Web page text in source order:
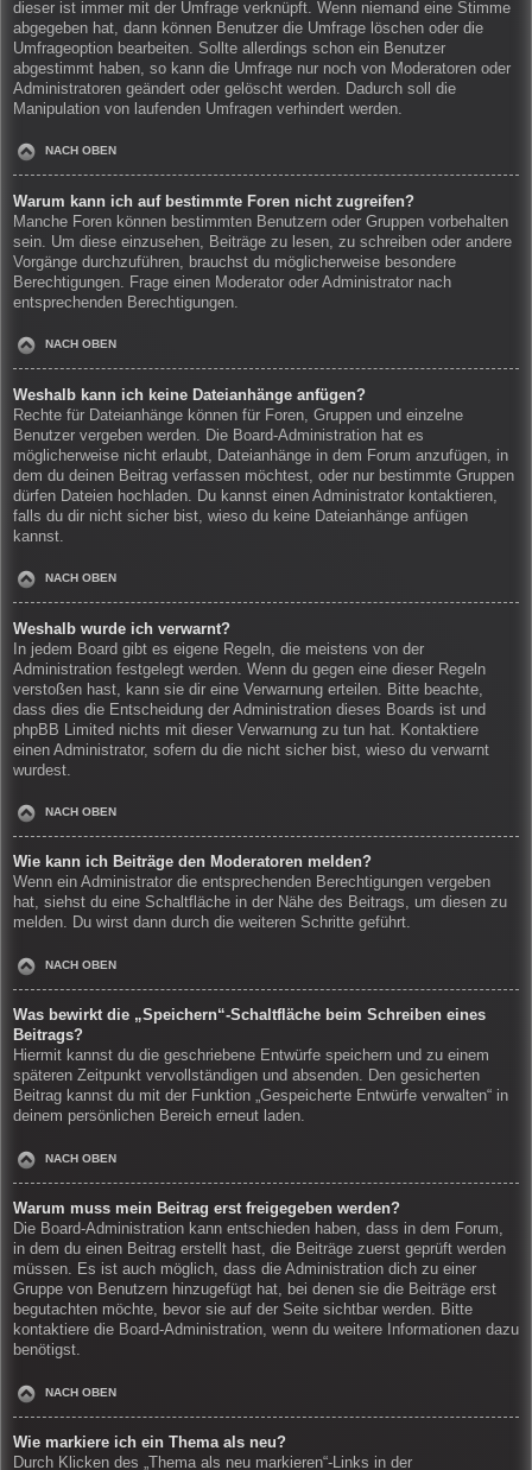
dieser ist immer mit der Umfrage verknüpft. Wenn niemand eine Stimme
abgegeben hat, dann können Benutzer die Umfrage löschen oder die
Umfrageoption bearbeiten. Sollte allerdings schon ein Benutzer
abgestimmt haben, so kann die Umfrage nur noch von Moderatoren oder
Administratoren geändert oder gelöscht werden. Dadurch soll die
Manipulation von laufenden Umfragen verhindert werden.
NACH OBEN
Warum kann ich auf bestimmte Foren nicht zugreifen?
Manche Foren können bestimmten Benutzern oder Gruppen vorbehalten
sein. Um diese einzusehen, Beiträge zu lesen, zu schreiben oder andere
Vorgänge durchzuführen, brauchst du möglicherweise besondere
Berechtigungen. Frage einen Moderator oder Administrator nach
entsprechenden Berechtigungen.
NACH OBEN
Weshalb kann ich keine Dateianhänge anfügen?
Rechte für Dateianhänge können für Foren, Gruppen und einzelne
Benutzer vergeben werden. Die Board-Administration hat es
möglicherweise nicht erlaubt, Dateianhänge in dem Forum anzufügen, in
dem du deinen Beitrag verfassen möchtest, oder nur bestimmte Gruppen
dürfen Dateien hochladen. Du kannst einen Administrator kontaktieren,
falls du dir nicht sicher bist, wieso du keine Dateianhänge anfügen
kannst.
NACH OBEN
Weshalb wurde ich verwarnt?
In jedem Board gibt es eigene Regeln, die meistens von der
Administration festgelegt werden. Wenn du gegen eine dieser Regeln
verstoßen hast, kann sie dir eine Verwarnung erteilen. Bitte beachte,
dass dies die Entscheidung der Administration dieses Boards ist und
phpBB Limited nichts mit dieser Verwarnung zu tun hat. Kontaktiere
einen Administrator, sofern du die nicht sicher bist, wieso du verwarnt
wurdest.
NACH OBEN
Wie kann ich Beiträge den Moderatoren melden?
Wenn ein Administrator die entsprechenden Berechtigungen vergeben
hat, siehst du eine Schaltfläche in der Nähe des Beitrags, um diesen zu
melden. Du wirst dann durch die weiteren Schritte geführt.
NACH OBEN
Was bewirkt die „Speichern“-Schaltfläche beim Schreiben eines
Beitrags?
Hiermit kannst du die geschriebene Entwürfe speichern und zu einem
späteren Zeitpunkt vervollständigen und absenden. Den gesicherten
Beitrag kannst du mit der Funktion „Gespeicherte Entwürfe verwalten“ in
deinem persönlichen Bereich erneut laden.
NACH OBEN
Warum muss mein Beitrag erst freigegeben werden?
Die Board-Administration kann entschieden haben, dass in dem Forum,
in dem du einen Beitrag erstellt hast, die Beiträge zuerst geprüft werden
müssen. Es ist auch möglich, dass die Administration dich zu einer
Gruppe von Benutzern hinzugefügt hat, bei denen sie die Beiträge erst
begutachten möchte, bevor sie auf der Seite sichtbar werden. Bitte
kontaktiere die Board-Administration, wenn du weitere Informationen dazu
benötigst.
NACH OBEN
Wie markiere ich ein Thema als neu?
Durch Klicken des „Thema als neu markieren“-Links in der